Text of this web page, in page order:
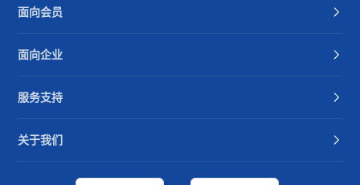
面向会员
面向企业
服务支持
关于我们